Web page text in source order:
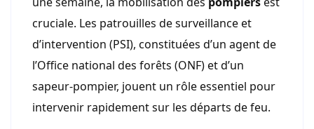
cruciale. Les patrouilles de surveillance et
d’intervention (PSI), constituées d’un agent de
l’Office national des forêts (ONF) et d’un
sapeur-pompier, jouent un rôle essentiel pour
intervenir rapidement sur les départs de feu.